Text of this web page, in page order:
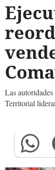
Las
Territorial